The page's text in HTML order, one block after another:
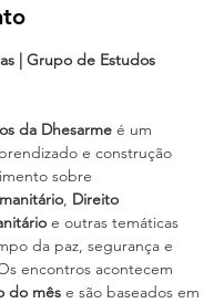
| Grupo de Estudos
da Dhesarme é um
e construção
sobre
, Direito
e outras temáticas
da paz, segurança e
encontros acontecem
do mês e são baseados em